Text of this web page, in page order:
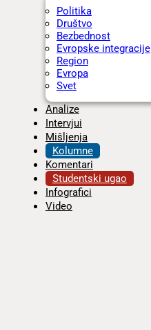
Politika
Društvo
Bezbednost
Evropske integracije
Region
Evropa
Svet
Analize
Intervjui
Mišljenja
Kolumne
Komentari
Studentski ugao
Infografici
Video